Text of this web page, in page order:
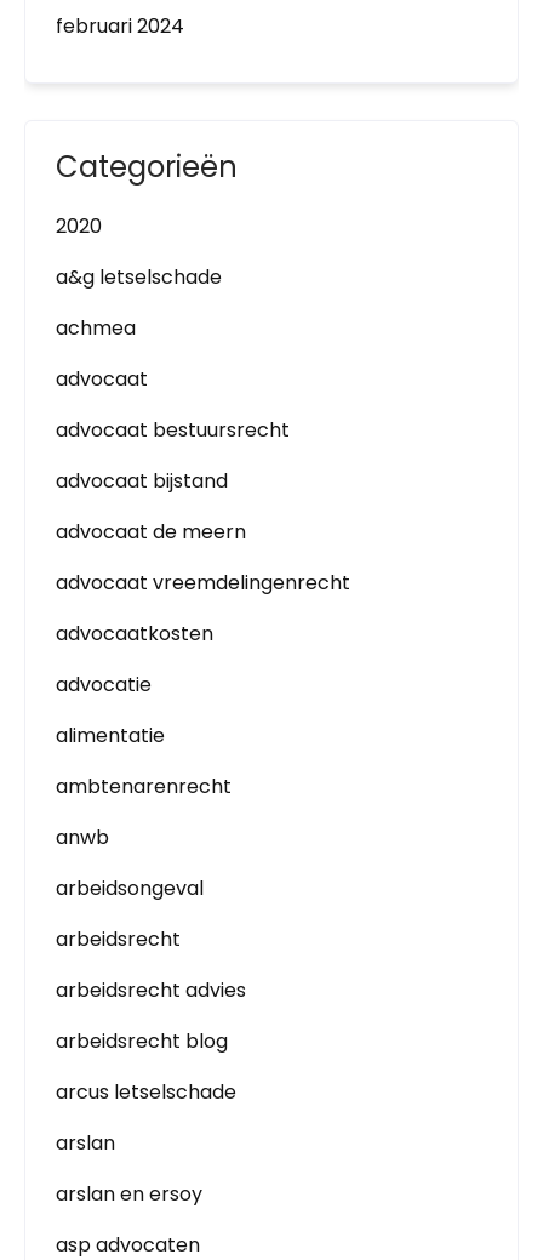
februari 2024
Categorieën
2020
a&g letselschade
achmea
advocaat
advocaat bestuursrecht
advocaat bijstand
advocaat de meern
advocaat vreemdelingenrecht
advocaatkosten
advocatie
alimentatie
ambtenarenrecht
anwb
arbeidsongeval
arbeidsrecht
arbeidsrecht advies
arbeidsrecht blog
arcus letselschade
arslan
arslan en ersoy
asp advocaten